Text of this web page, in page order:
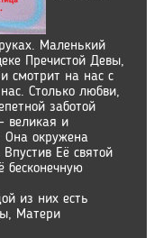
Маленький
Пречистой Девы,
смотрит на нас с
Столько любви,
заботой
великая и
Она окружена
Её святой
бесконечную
из них есть
Матери